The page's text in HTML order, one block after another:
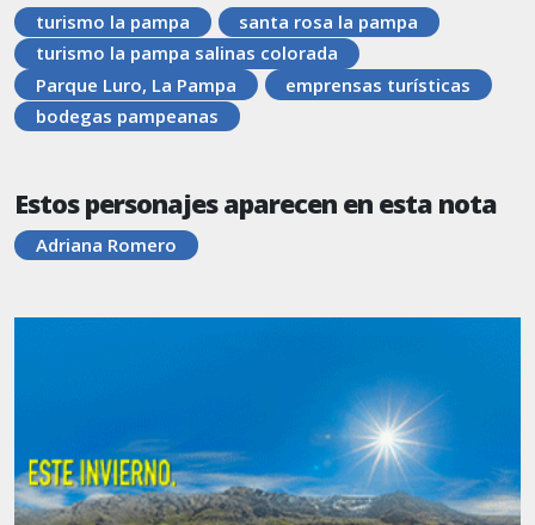
turismo la pampa
santa rosa la pampa
turismo la pampa salinas colorada
Parque Luro, La Pampa
emprensas turísticas
bodegas pampeanas
Estos personajes aparecen en esta nota
Adriana Romero